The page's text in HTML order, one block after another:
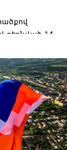
բեռնված 14
մասնակցելու է
Ամենայն
Աննա